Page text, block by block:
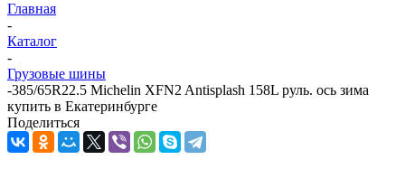
Главная
-
Каталог
-
Грузовые шины
-385/65R22.5 Michelin XFN2 Antisplash 158L руль. ось зима
купить в Екатеринбурге
Поделиться